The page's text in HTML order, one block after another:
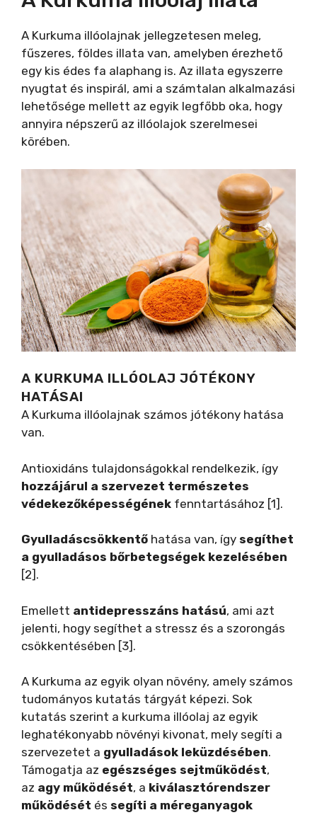
A Kurkuma illóolajnak jellegzetesen meleg,
fűszeres, földes illata van, amelyben érezhető
egy kis édes fa alaphang is. Az illata egyszerre
nyugtat és inspirál, ami a számtalan alkalmazási
lehetősége mellett az egyik legfőbb oka, hogy
annyira népszerű az illóolajok szerelmesei
körében.
A KURKUMA ILLÓOLAJ JÓTÉKONY
HATÁSAI
A Kurkuma illóolajnak számos jótékony hatása
van.
Antioxidáns tulajdonságokkal rendelkezik, így
hozzájárul a szervezet természetes
védekezőképességének fenntartásához [1].
Gyulladáscsökkentő hatása van, így segíthet
a gyulladásos bőrbetegségek kezelésében
[2].
Emellett antidepresszáns hatású, ami azt
jelenti, hogy segíthet a stressz és a szorongás
csökkentésében [3].
A Kurkuma az egyik olyan növény, amely számos
tudományos kutatás tárgyát képezi. Sok
kutatás szerint a kurkuma illóolaj az egyik
leghatékonyabb növényi kivonat, mely segíti a
szervezetet a gyulladások leküzdésében.
Támogatja az egészséges sejtműködést,
az agy működését, a kiválasztórendszer
működését és segíti a méreganyagok